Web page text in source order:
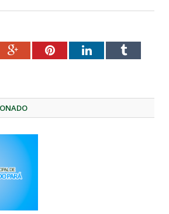
Google+PinterestLinkedInTumblr